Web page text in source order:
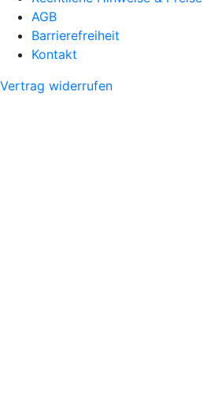
AGB
Barrierefreiheit
Kontakt
Vertrag widerrufen